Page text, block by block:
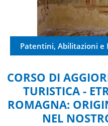
Patentini, Abilitazioni e
CORSO DI
TURISTICA -
ROMAGNA:
NEL